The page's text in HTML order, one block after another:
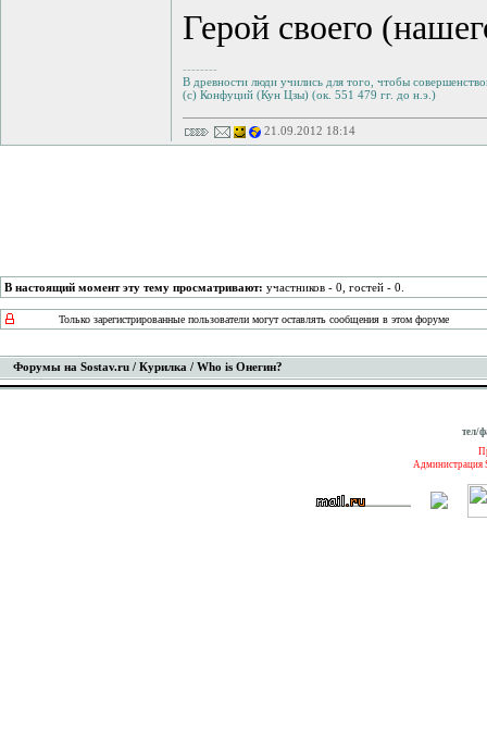
Герой своего
--------
В древности люди учились для того, чтобы
(с) Конфуций (Кун Цзы) (ок. 551 479 гг. до н.э.)
21.09.2012 18:14
В настоящий момент эту тему просматривают: участников - 0, гостей - 0.
Только зарегистрированные пользователи могут оставлять сообщения в этом форуме
Форумы на Sostav.ru / Курилка / Who is Онегин?
тел/
Администрация